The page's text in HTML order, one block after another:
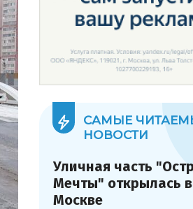
САМЫЕ
НОВОСТИ
Уличная часть
Мечты" открылась в
Москве